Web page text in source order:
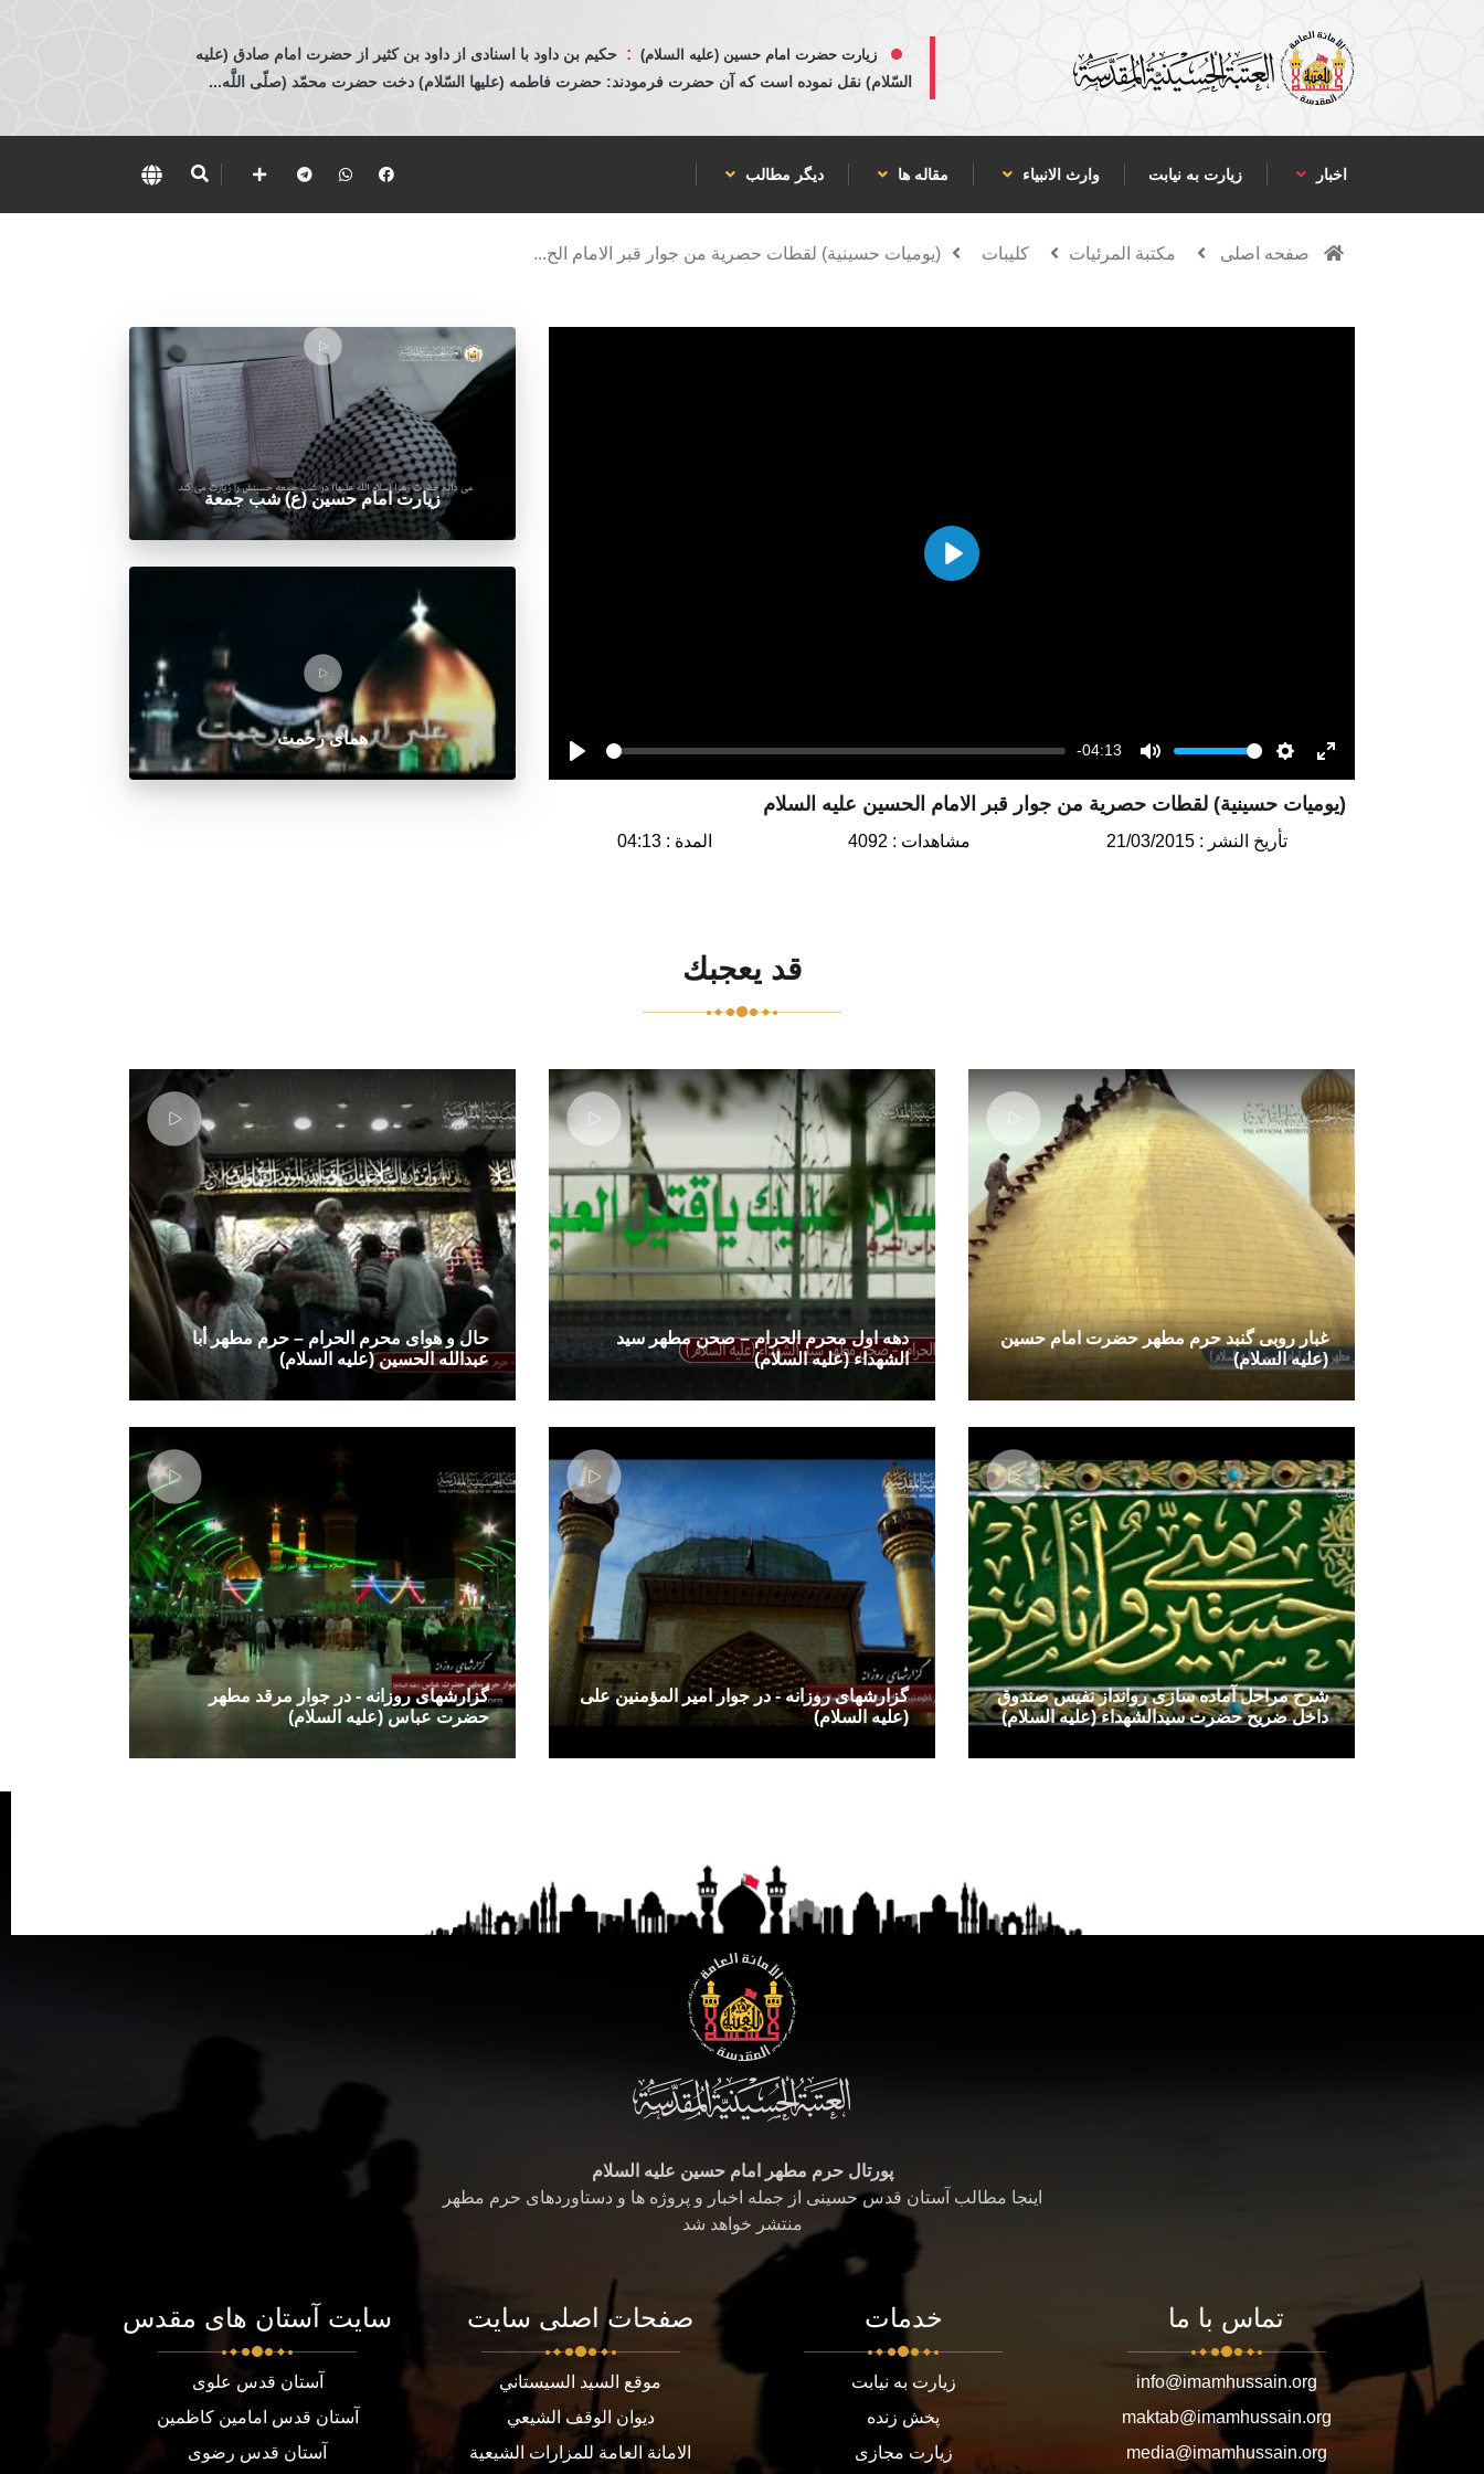
زیارت حضرت امام حسین (علیه السلام) : حكيم بن داود با اسنادی از داود بن كثير از حضرت امام صادق (عليه
السّلام) نقل نموده است كه آن حضرت فرمودند: حضرت فاطمه (عليها السّلام) دخت حضرت محمّد (صلّى اللَّه...
اخبار زیارت به نیابت وارث الانبياء مقاله ها دیگر مطالب
صفحه اصلی مكتبة المرئيات كليبات (يوميات حسينية) لقطات حصرية من جوار قبر الامام الح...
Play
Play
Seek -04:13
Mute
Volume
Settings
Enter
fullscreen(يوميات حسينية) لقطات حصرية من جوار قبر الامام الحسين عليه السلام
تأريخ النشر : 21/03/2015 مشاهدات : 4092 المدة : 04:13
زيارت امام حسين (ع) شب جمعة
هماى رحمت
قد يعجبك
غبار روبی گنبد حرم مطهر حضرت امام حسین
(علیه السلام)
دهه اول محرم الحرام – صحن مطهر سید
الشهداء (علیه السلام)
حال و هوای محرم الحرام – حرم مطهر أبا
عبدالله الحسین (علیه السلام)
شرح مراحل آماده سازی روانداز نفیس صندوق
داخل ضریح حضرت سیدالشهداء (علیه السلام)
گزارشهای روزانه - در جوار امیر المؤمنین علی
(علیه السلام)
گزارشهای روزانه - در جوار مرقد مطهر
حضرت عباس (علیه السلام)
پورتال حرم مطهر امام حسین علیه السلام
اینجا مطالب آستان قدس حسینی از جمله اخبار و پروژه ها و دستاوردهای حرم مطهر
منتشر خواهد شد
تماس با ما
info@imamhussain.org
maktab@imamhussain.org
media@imamhussain.org
خدمات
زیارت به نیابت
پخش زنده
زیارت مجازی
صفحات اصلی سایت
موقع السيد السيستاني
ديوان الوقف الشيعي
الامانة العامة للمزارات الشيعية
سایت آستان های مقدس
آستان قدس علوی
آستان قدس امامین کاظمین
آستان قدس رضوی